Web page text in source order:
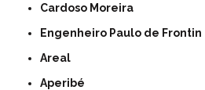
Cardoso Moreira
Engenheiro Paulo de Frontin
Areal
Aperibé